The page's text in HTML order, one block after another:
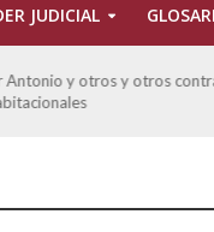
JUDICIAL
Eva Edith y otros contra
ambiental